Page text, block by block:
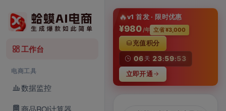
工作台
电商工具
数据监控
商品ROI计算器
🔥v1 首发 · 限时优惠
¥980/年 立省 ¥3,000
06 天 23:59:52
充值积分
立即开通